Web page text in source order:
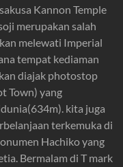
Kannon Temple
merupakan salah
melewati Imperial
tempat kediaman
diajak photostop
Town) yang
kita juga
terkemuka di
Hachiko yang
Bermalam di T mark